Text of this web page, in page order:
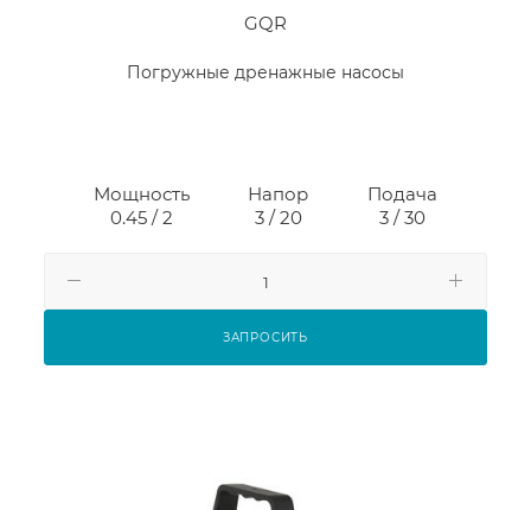
GQR
Погружные дренажные насосы
Мощность
0.45 / 2
Напор
3 / 20
Подача
3 / 30
ЗАПРОСИТЬ